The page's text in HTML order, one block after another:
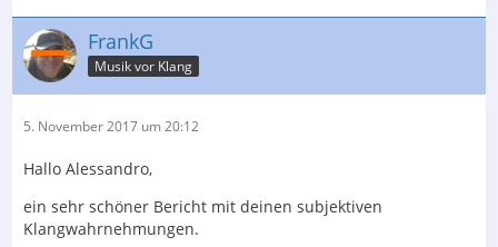
FrankG
Musik vor Klang
5. November 2017 um 20:12
Hallo Alessandro,
ein sehr schöner Bericht mit deinen subjektiven
Klangwahrnehmungen.